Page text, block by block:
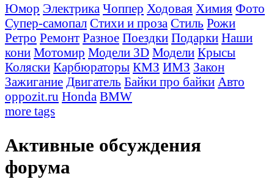
Юмор Электрика Чоппер Ходовая Химия Фото
Супер-самопал Стихи и проза Стиль Рожи
Ретро Ремонт Разное Поездки Подарки Наши
кони Мотомир Модели 3D Модели Крысы
Коляски Карбюраторы КМЗ ИМЗ Закон
Зажигание Двигатель Байки про байки Авто
oppozit.ru Honda BMW
more tags
Активные обсуждения
форума